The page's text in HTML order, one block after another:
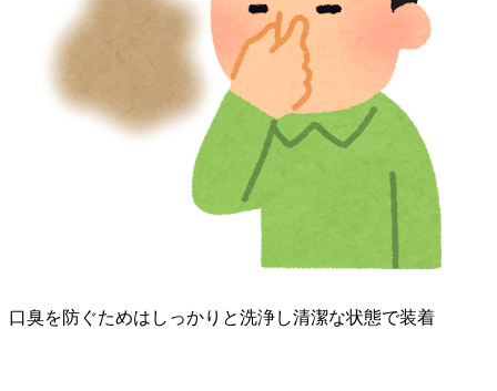
口臭を防ぐためはしっかりと洗浄し清潔な状態で装着